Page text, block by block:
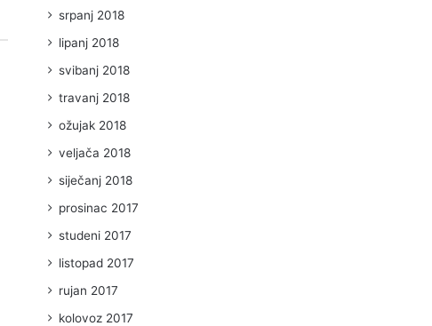
srpanj 2018
lipanj 2018
svibanj 2018
travanj 2018
ožujak 2018
veljača 2018
siječanj 2018
prosinac 2017
studeni 2017
listopad 2017
rujan 2017
kolovoz 2017